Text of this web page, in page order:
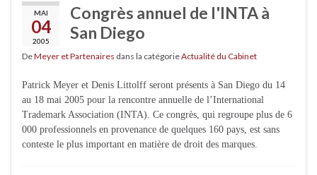
MAI
04
2005
Congrès annuel de l'INTA à
San Diego
DeMeyer et Partenaires dans la catégorieActualité du Cabinet
Patrick Meyer et Denis Littolff seront présents à San Diego du 14
au 18 mai 2005 pour la rencontre annuelle de l’International
Trademark Association (INTA). Ce congrès, qui regroupe plus de 6
000 professionnels en provenance de quelques 160 pays, est sans
conteste le plus important en matière de droit des marques.